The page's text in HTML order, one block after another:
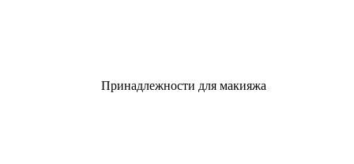
Принадлежности для макияжа